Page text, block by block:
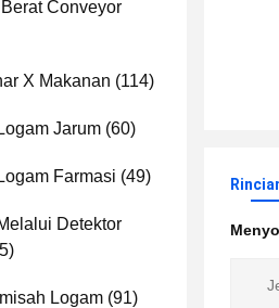
Conveyor
X Makanan (114)
Jarum (60)
Farmasi (49)
Detektor
Logam (91)